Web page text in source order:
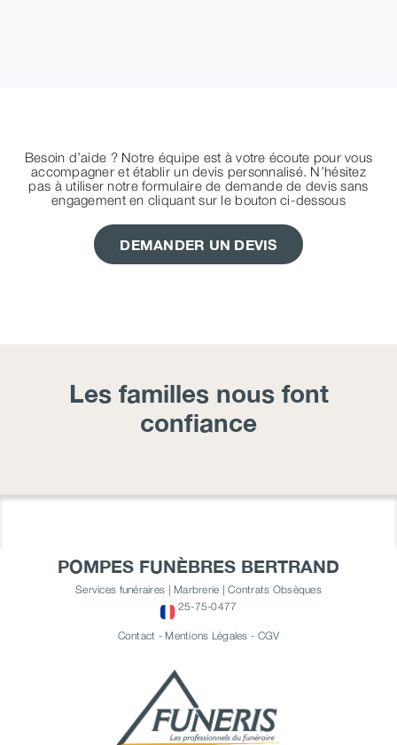
Besoin d’aide ? Notre équipe est à votre écoute pour vous
accompagner et établir un devis personnalisé. N’hésitez
pas à utiliser notre formulaire de demande de devis sans
engagement en cliquant sur le bouton ci-dessous
DEMANDER UN DEVIS
Les familles nous font
confiance
POMPES FUNÈBRES BERTRAND
Services funéraires | Marbrerie | Contrats Obsèques
25-75-0477
Contact -Mentions Légales - CGV